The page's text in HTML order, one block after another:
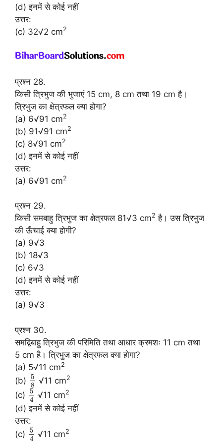
(d) इनमें से कोई नहीं
उत्तर:
(c) 32√2 cm2
प्रश्न 28.
किसी त्रिभुज की भुजाएं 15 cm, 8 cm तथा 19 cm है।
त्रिभुज का क्षेत्रफल क्या होगा?
(a) 6√91 cm2
(b) 91√91 cm2
(c) 8√91 cm2
(d) इनमें से कोई नहीं
उत्तर:
(a) 6√91 cm2
प्रश्न 29.
किसी समबाहु त्रिभुज का क्षेत्रफल 81√3 cm2 है। उस त्रिभुज
की ऊँचाई क्या होगी?
(a) 9√3
(b) 18√3
(c) 6√3
(d) इनमें से कोई नहीं
उत्तर:
(a) 9√3
प्रश्न 30.
समद्विबाहु त्रिभुज की परिमिति तथा आधार क्रमशः 11 cm तथा
5 cm है। त्रिभुज का क्षेत्रफल क्या होगा?
(a) 5√11 cm2
(b) 5
8 √11 cm2
(c) 5
4 √11 cm2
(d) इनमें से कोई नहीं
उत्तर:
(c) 5
4 √11 cm2